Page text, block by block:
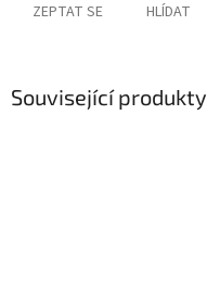
ZEPTAT SE HLÍDAT
Související produkty